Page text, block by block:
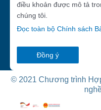
điều khoản được mô tả
chúng tôi.
Đọc toàn bộ Chính sách
Đồng ý
© 2021 Chương trình